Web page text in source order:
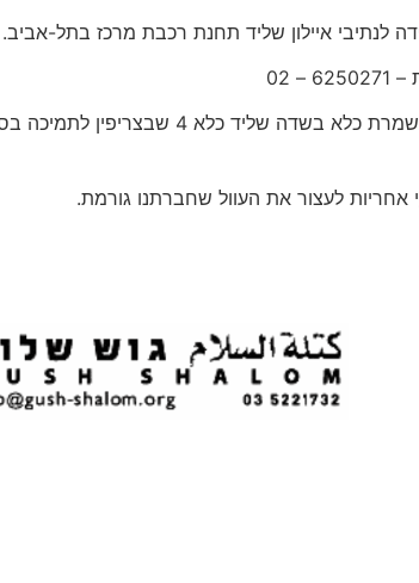
02
ביום שבת, ה-6.5.2017 בשעה 12:30,
לעצור את העוול שחברתנו גורמת.